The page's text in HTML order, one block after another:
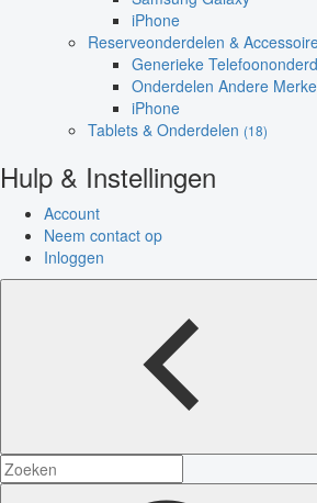
iPhone
Reserveonderdelen &
Generieke
Onderdelen Andere
iPhone
Tablets & Onderdelen (18)
Hulp & Instellingen
Account
Neem contact op
Inloggen